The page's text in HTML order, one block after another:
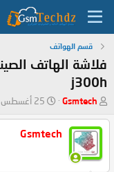
قسم الهواتف
j300h
ب
د
ئ
ل
Gsmtech
ت
ي
25 أغسطس 2018
Gsmtech